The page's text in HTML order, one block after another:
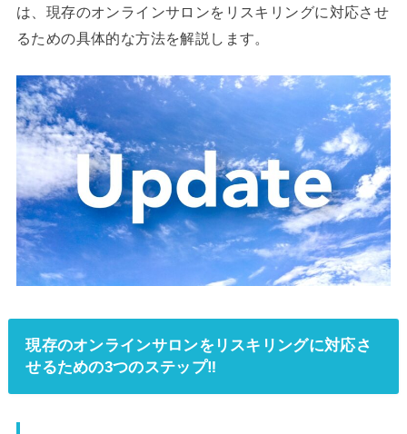
は、現存のオンラインサロンをリスキリングに対応させ
るための具体的な方法を解説します。
現存のオンラインサロンをリスキリングに対応さ
せるための3つのステップ‼